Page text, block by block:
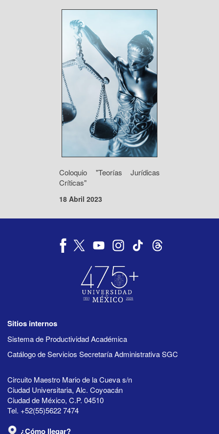
Coloquio "Teorías Jurídicas
Críticas"
18 Abril 2023
Sitios internos
Sistema de Productividad Académica
Catálogo de Servicios Secretaría Administrativa SGC
Circuito Maestro Mario de la Cueva s/n
Ciudad Universitaria, Alc. Coyoacán
Ciudad de México, C.P. 04510
Tel. +52(55)5622 7474
¿Cómo llegar?